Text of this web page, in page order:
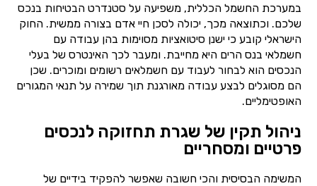
במערכת החשמל הכללית, משפיעה על סטנדרט הבטיחות בנכס
שלכם. וכתוצאה מכך, יכולה לסכן חיי אדם בצורה ממשית. החוק
הישראלי קובע כי ישנן סיטואציות מסוימות בהן עבודה עם
חשמלאי בנס הרים היא מחייבת. ומעבר לכך האינטרס של בעלי
הנכסים הוא לבחור לעבוד עם חשמלאים רשומים ומוכרים. שכן
הם מסוגלים לבצע עבודה מאורגנת תוך שמירה על תנאי המגורים
האופטימליים.
ניהול תקין של שגרת תחזוקה לנכסים
פרטיים ומסחריים
המשימה הבסיסית והכי חשובה שאפשר להפקיד בידיים של